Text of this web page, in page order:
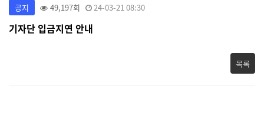
공지 49,197회 24-03-21 08:30
기자단 입금지연 안내
목록